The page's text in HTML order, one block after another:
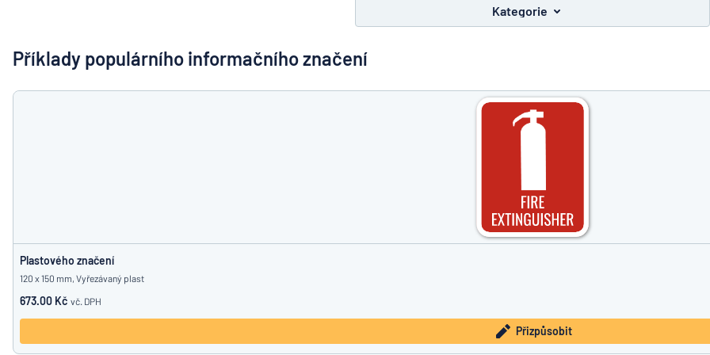
Nenacházíte, co hledáte? Začněte navrhovat
si
nabídku
Přihlášení
Kategorie
Příklady populárního informačního značení
Plastového značení
120 x 150 mm, Vyřezávaný plast
673.00 Kč vč. DPH
Přizpůsobit